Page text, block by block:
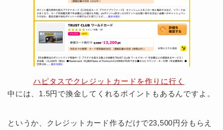
ハピタスでクレジットカードを作りに行く
中には、1.5円で換金してくれるポイントもあるんですよ。
というか、クレジットカード作るだけで23,500円分もらえ